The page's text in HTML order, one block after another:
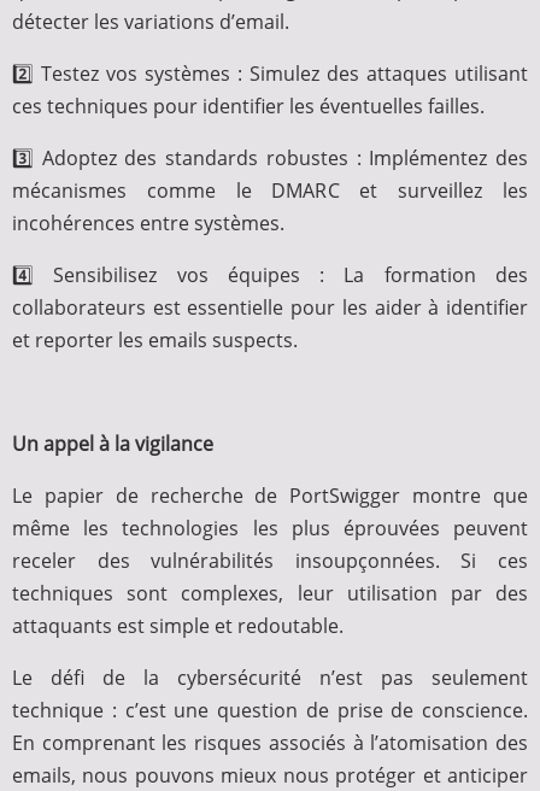
détecter les variations d’email.
2️⃣ Testez vos systèmes : Simulez des attaques utilisant
ces techniques pour identifier les éventuelles failles.
3️⃣ Adoptez des standards robustes : Implémentez des
mécanismes comme le DMARC et surveillez les
incohérences entre systèmes.
4️⃣ Sensibilisez vos équipes : La formation des
collaborateurs est essentielle pour les aider à identifier
et reporter les emails suspects.
Un appel à la vigilance
Le papier de recherche de PortSwigger montre que
même les technologies les plus éprouvées peuvent
receler des vulnérabilités insoupçonnées. Si ces
techniques sont complexes, leur utilisation par des
attaquants est simple et redoutable.
Le défi de la cybersécurité n’est pas seulement
technique : c’est une question de prise de conscience.
En comprenant les risques associés à l’atomisation des
emails, nous pouvons mieux nous protéger et anticiper